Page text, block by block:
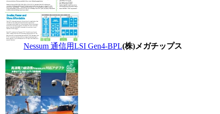
Nessum 通信用LSI Gen4-BPL(株)メガチップス